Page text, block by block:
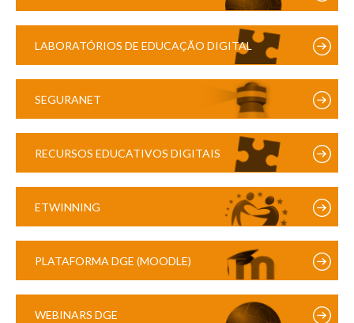
LABORATÓRIOS DE EDUCAÇÃO DIGITAL
SEGURANET
RECURSOS EDUCATIVOS DIGITAIS
ETWINNING
PLATAFORMA DGE (MOODLE)
WEBINARS DGE